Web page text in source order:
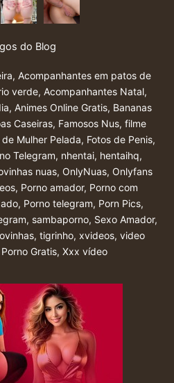
do Blog
, Acompanhantes em patos de
verde, Acompanhantes Natal,
, Animes Online Gratis, Bananas
Caseiras, Famosos Nus, filme
de Mulher Pelada, Fotos de Penis,
Telegram, nhentai, hentaihq,
nuas, OnlyNuas, Onlyfans
, Porno amador, Porno com
, Porno telegram, Porn Pics,
, sambaporno, Sexo Amador,
, tigrinho, xvideos, video
Gratis, Xxx vídeo